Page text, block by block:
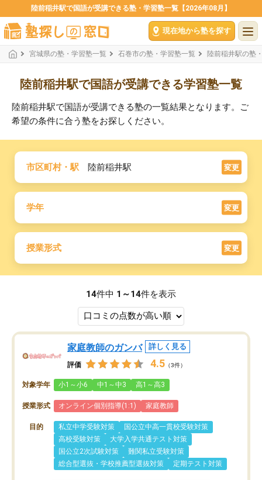
陸前稲井駅で国語が受講できる塾・学習塾一覧【2026年08月】
現在地から塾を探す
宮城県の塾・学習塾一覧 石巻市の塾・学習塾一覧 陸前稲井駅の塾
陸前稲井駅で国語が受講できる学習塾一覧
陸前稲井駅で国語が受講できる塾の一覧結果となります。ご
希望の条件に合う塾をお探しください。
市区町村・駅 陸前稲井駅 変更
学年 変更
授業形式 変更
14件中 1～14件を表示
家庭教師のガンバ 詳しく見る
評価 4.5 （3件）
対象学年 小1～小6 中1～中3 高1～高3
授業形式 オンライン個別指導(1:1) 家庭教師
目的 私立中学受験対策
国公立中高一貫校受験対策
高校受験対策
大学入学共通テスト対策
国公立2次試験対策
難関私立受験対策
総合型選抜・学校推薦型選抜対策
定期テスト対策